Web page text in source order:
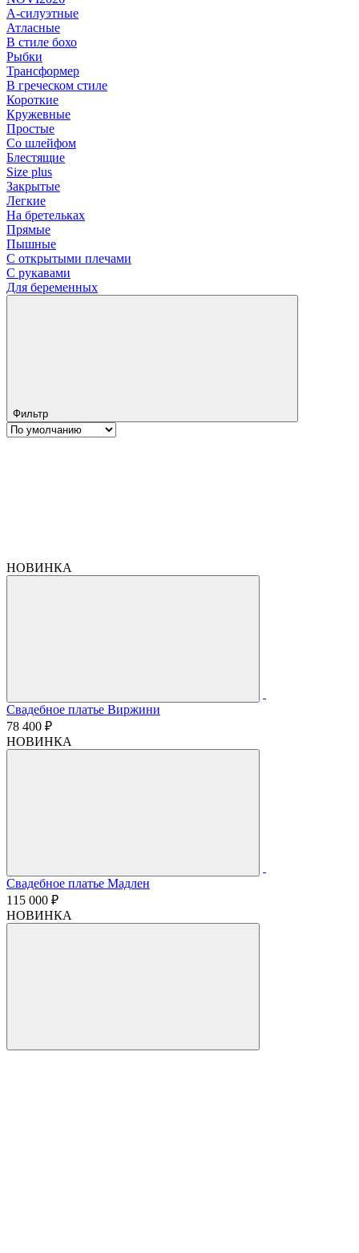
А-силуэтные
Атласные
В стиле бохо
Рыбки
Трансформер
В греческом стиле
Короткие
Кружевные
Простые
Со шлейфом
Блестящие
Size plus
Закрытые
Легкие
На бретельках
Прямые
Пышные
С открытыми плечами
С рукавами
Для беременных
Фильтр
НОВИНКА
Свадебное платье Виржини
78 400 ₽
НОВИНКА
Свадебное платье Мадлен
115 000 ₽
НОВИНКА